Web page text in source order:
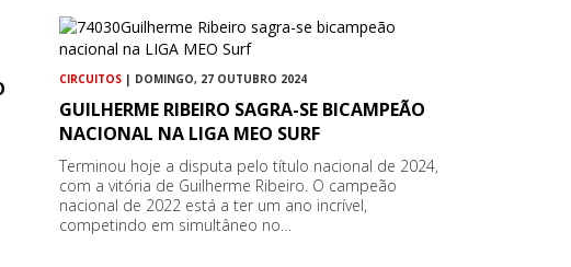
CIRCUITOS | DOMINGO, 27 OUTUBRO 2024
GUILHERME RIBEIRO SAGRA-SE BICAMPEÃO
NACIONAL NA LIGA MEO SURF
Terminou hoje a disputa pelo título nacional de 2024,
com a vitória de Guilherme Ribeiro. O campeão
nacional de 2022 está a ter um ano incrível,
competindo em simultâneo no…